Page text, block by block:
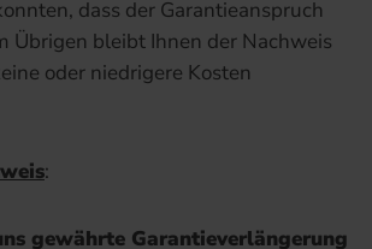
dass der Garantieanspruch
Übrigen bleibt Ihnen der Nachweis
oder niedrigere Kosten
:
gewährte Garantieverlängerung